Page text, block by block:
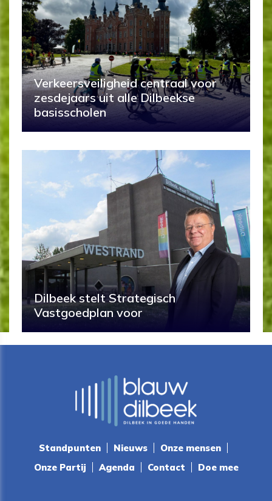
Verkeersveiligheid centraal voor
zesdejaars uit alle Dilbeekse
basisscholen
Dilbeek stelt Strategisch
Vastgoedplan voor
Standpunten Nieuws
Onze mensen
Onze Partij
Agenda Contact Doe mee